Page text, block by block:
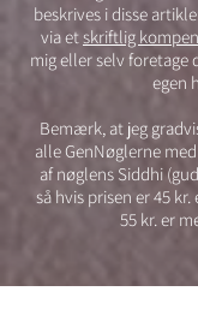
beskrives i disse
via etskriftlig
mig eller selv foretage
egen
Bemærk, at jeg
alle GenNøglerne
af nøglens Siddhi
så hvis prisen er 45
55 kr. er